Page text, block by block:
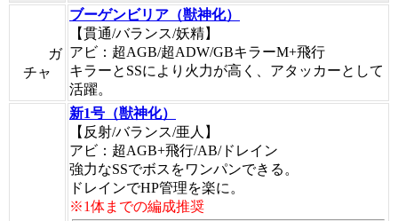
ガ
チャ
ブーゲンビリア（獣神化）
【貫通/バランス/妖精】
アビ：超AGB/超ADW/GBキラーM+飛行
キラーとSSにより火力が高く、アタッカーとして
活躍。
新1号（獣神化）
【反射/バランス/亜人】
アビ：超AGB+飛行/AB/ドレイン
強力なSSでボスをワンパンできる。
ドレインでHP管理を楽に。
※1体までの編成推奨